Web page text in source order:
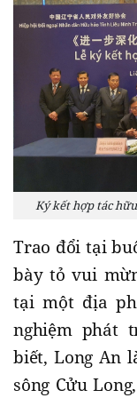
Ký kết hợp tác
Trao đổi tại
bày tỏ vui
tại một địa
nghiệm phát
biết, Long An
sông Cửu